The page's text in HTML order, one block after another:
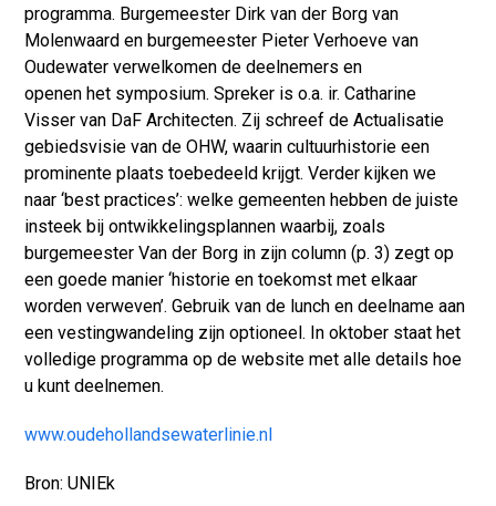
programma. Burgemeester Dirk van der Borg van
Molenwaard en burgemeester Pieter Verhoeve van
Oudewater verwelkomen de deelnemers en
openen het symposium. Spreker is o.a. ir. Catharine
Visser van DaF Architecten. Zij schreef de Actualisatie
gebiedsvisie van de OHW, waarin cultuurhistorie een
prominente plaats toebedeeld krijgt. Verder kijken we
naar ‘best practices’: welke gemeenten hebben de juiste
insteek bij ontwikkelingsplannen waarbij, zoals
burgemeester Van der Borg in zijn column (p. 3) zegt op
een goede manier ‘historie en toekomst met elkaar
worden verweven’. Gebruik van de lunch en deelname aan
een vestingwandeling zijn optioneel. In oktober staat het
volledige programma op de website met alle details hoe
u kunt deelnemen.
www.oudehollandsewaterlinie.nl
Bron: UNIEk